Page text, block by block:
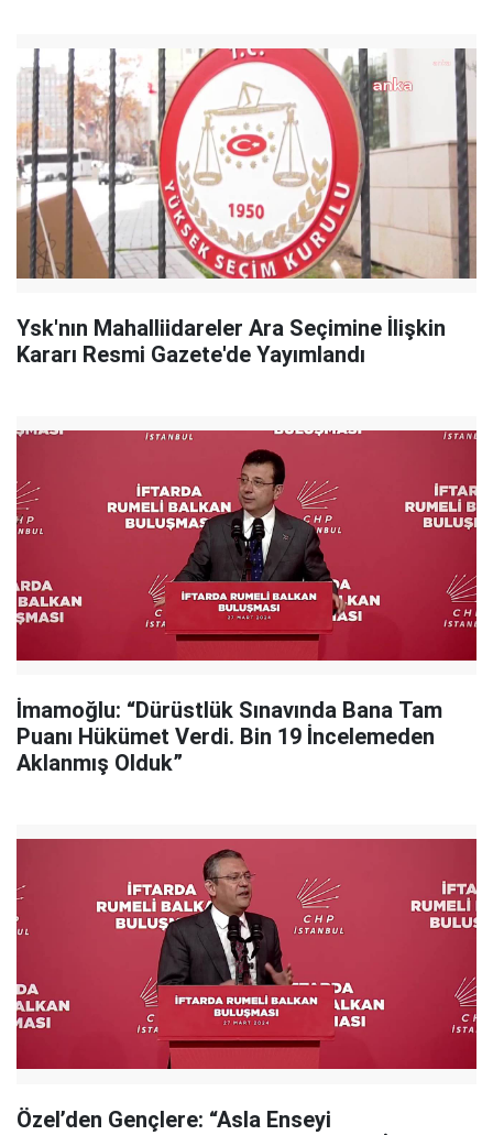
Ysk'nın Mahalliidareler Ara Seçimine İlişkin
Kararı Resmi Gazete'de Yayımlandı
İmamoğlu: “Dürüstlük Sınavında Bana Tam
Puanı Hükümet Verdi. Bin 19 İncelemeden
Aklanmış Olduk”
Özel’den Gençlere: “Asla Enseyi